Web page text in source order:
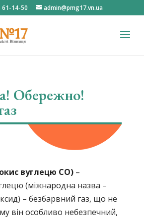
61-14-50 admin@pmg17.vn.ua
Обережно!
вуглецю СО)–
(міжнародна назва –
– безбарвний газ, що не
він особливо небезпечний,